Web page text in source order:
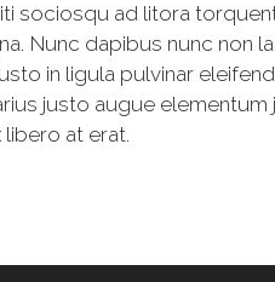
sociosqu ad litora
Nunc dapibus nunc non
in ligula pulvinar
justo augue elementum
at erat.